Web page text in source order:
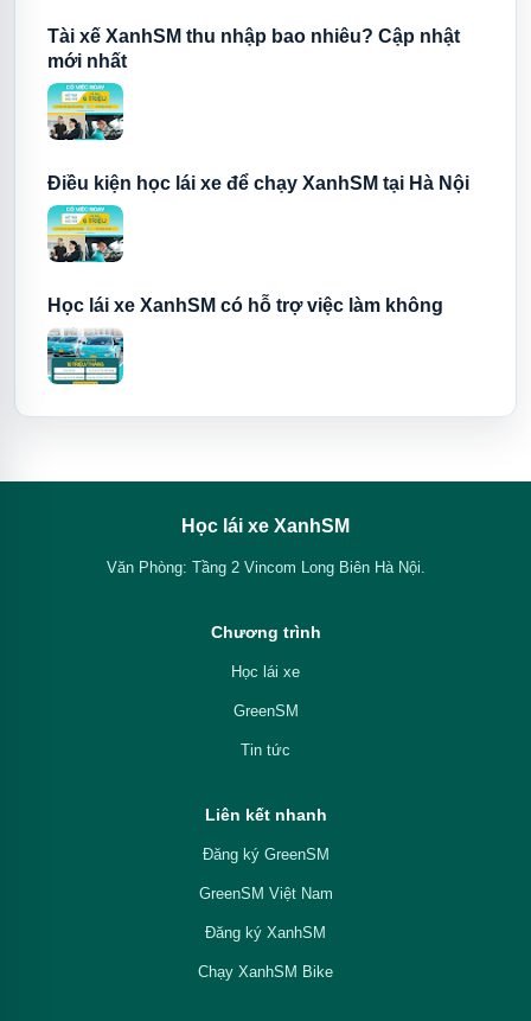
Tài xế XanhSM thu nhập bao nhiêu? Cập nhật
mới nhất
Điều kiện học lái xe để chạy XanhSM tại Hà Nội
Học lái xe XanhSM có hỗ trợ việc làm không
Học lái xe XanhSM
Văn Phòng: Tầng 2 Vincom Long Biên Hà Nội.
Chương trình
Học lái xe
GreenSM
Tin tức
Liên kết nhanh
Đăng ký GreenSM
GreenSM Việt Nam
Đăng ký XanhSM
Chạy XanhSM Bike